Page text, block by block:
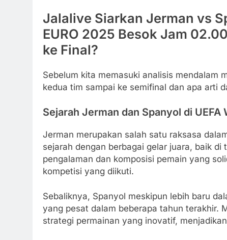
Jalalive Siarkan Jerman vs
EURO 2025 Besok Jam
ke Final?
Sebelum kita memasuki analisis mendalam
kedua tim sampai ke semifinal dan apa arti
Sejarah Jerman dan Spanyol di UEFA
Jerman merupakan salah satu raksasa
sejarah dengan berbagai gelar juara, baik
pengalaman dan komposisi pemain yang
kompetisi yang diikuti.
Sebaliknya, Spanyol meskipun lebih baru
yang pesat dalam beberapa tahun terakhir.
strategi permainan yang inovatif,